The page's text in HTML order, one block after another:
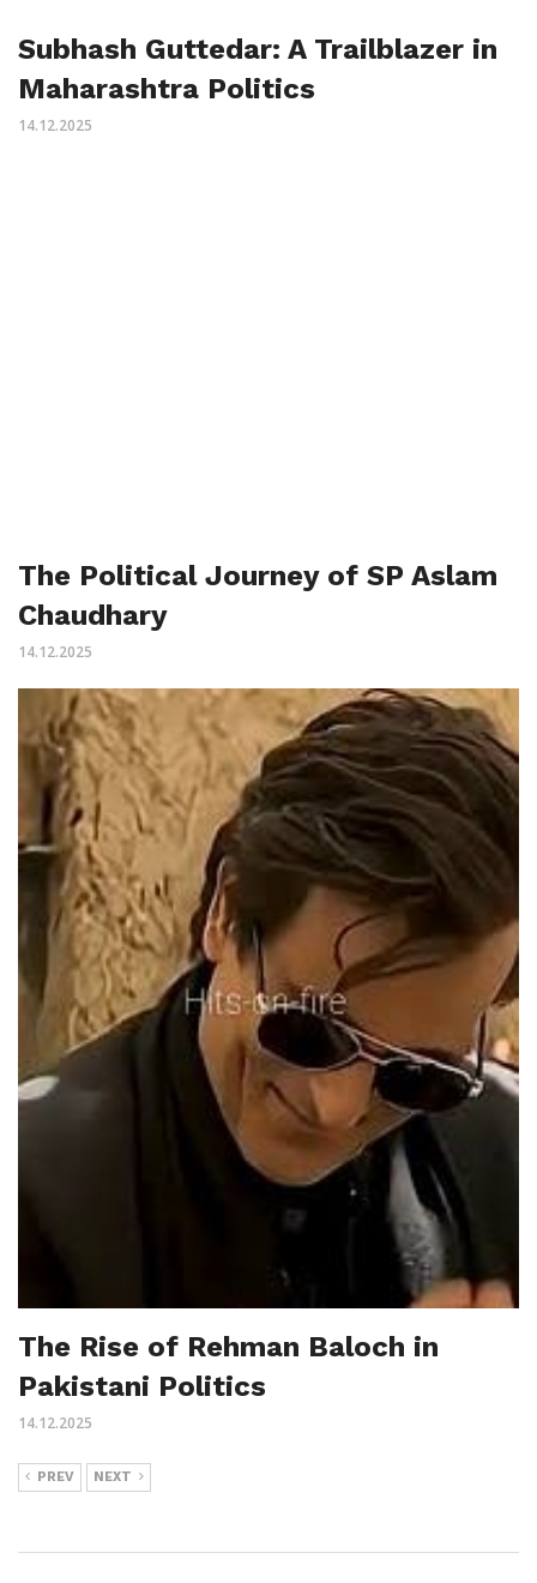
Subhash Guttedar: A Trailblazer in
Maharashtra Politics
14.12.2025
The Political Journey of SP Aslam
Chaudhary
14.12.2025
The Rise of Rehman Baloch in
Pakistani Politics
14.12.2025
PREV NEXT